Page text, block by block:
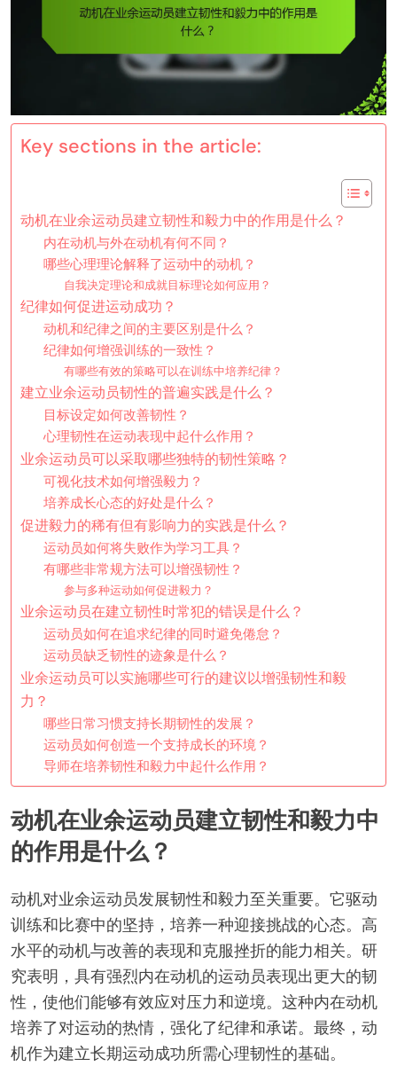
Key sections in the article:
动机在业余运动员建立韧性和毅力中的作用是什么？
内在动机与外在动机有何不同？
哪些心理理论解释了运动中的动机？
自我决定理论和成就目标理论如何应用？
纪律如何促进运动成功？
动机和纪律之间的主要区别是什么？
纪律如何增强训练的一致性？
有哪些有效的策略可以在训练中培养纪律？
建立业余运动员韧性的普遍实践是什么？
目标设定如何改善韧性？
心理韧性在运动表现中起什么作用？
业余运动员可以采取哪些独特的韧性策略？
可视化技术如何增强毅力？
培养成长心态的好处是什么？
促进毅力的稀有但有影响力的实践是什么？
运动员如何将失败作为学习工具？
有哪些非常规方法可以增强韧性？
参与多种运动如何促进毅力？
业余运动员在建立韧性时常犯的错误是什么？
运动员如何在追求纪律的同时避免倦怠？
运动员缺乏韧性的迹象是什么？
业余运动员可以实施哪些可行的建议以增强韧性和毅
力？
哪些日常习惯支持长期韧性的发展？
运动员如何创造一个支持成长的环境？
导师在培养韧性和毅力中起什么作用？
动机在业余运动员建立韧性和毅力中
的作用是什么？
动机对业余运动员发展韧性和毅力至关重要。它驱动
训练和比赛中的坚持，培养一种迎接挑战的心态。高
水平的动机与改善的表现和克服挫折的能力相关。研
究表明，具有强烈内在动机的运动员表现出更大的韧
性，使他们能够有效应对压力和逆境。这种内在动机
培养了对运动的热情，强化了纪律和承诺。最终，动
机作为建立长期运动成功所需心理韧性的基础。